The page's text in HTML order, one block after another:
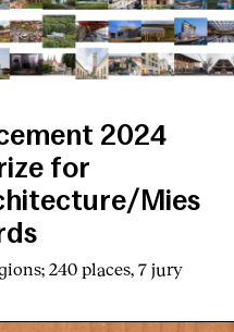
2024
for
Mies
240 places, 7 jury